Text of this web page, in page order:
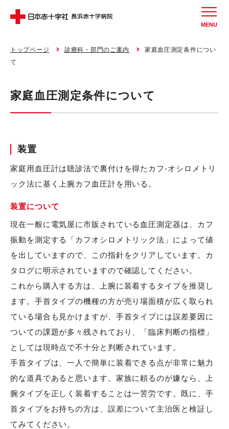
MENU
トップページ 診療科・部門のご案内
家庭血圧測定条件につい
て
家庭血圧測定条件について
装置
家庭用血圧計は聴診法で裏付けを得たカフ-オシロメトリ
ック法に基く上腕カフ血圧計を用いる。
装置について
現在一般に電気屋に市販されている血圧測定器は、カフ
振動を測定する「カフオシロメトリック法」によって値
を出していますので、この指針をクリアしています。カ
タログに明示されていますので確認してください。
これから購入する方は、上腕に装着するタイプを推奨し
ます。手首タイプの機種の方が売り場面積が広く取られ
ている場合も見かけますが、手首タイプには誤差要因に
ついての課題が多々残されており、「臨床判断の指標」
としては現時点で不十分と判断されています。
手首タイプは、一人で簡単に装着できる点が非常に魅力
的な道具であると思います。家族に頼るのが嫌なら、上
腕タイプを正しく装着することは一苦労です。既に、手
首タイプをお持ちの方は、誤差について主治医と検証し
てみてください。